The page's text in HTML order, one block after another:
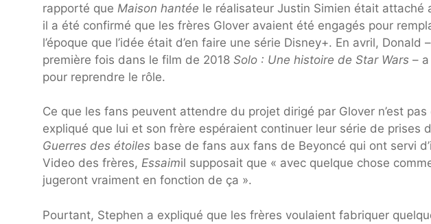
rapporté que Maison hantée le réalisateur Justin Simien était attaché
il a été confirmé que les frères Glover avaient été engagés pour
l’époque que l’idée était d’en faire une série Disney+. En avril,
première fois dans le film de 2018 Solo : Une histoire de Star Wars –
pour reprendre le rôle.
Ce que les fans peuvent attendre du projet dirigé par Glover n’est
expliqué que lui et son frère espéraient continuer leur série de prises
Guerres des étoiles base de fans aux fans de Beyoncé qui ont servi
Video des frères, Essaimil supposait que « avec quelque chose
jugeront vraiment en fonction de ça ».
Pourtant, Stephen a expliqué que les frères voulaient fabriquer